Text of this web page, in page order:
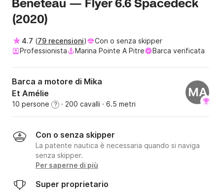
Beneteau — Flyer 6.6 Spacedeck
(2020)
4.7 (79 recensioni)
Con o senza skipper
Professionista
Marina Pointe A Pitre Barca verificata
Barca a motore di Mika
Et Amélie
10 persone ? · 200 cavalli · 6.5 metri
MA
Con o senza skipper
La patente nautica è necessaria quando si naviga
senza skipper.
Per saperne di più
Super proprietario